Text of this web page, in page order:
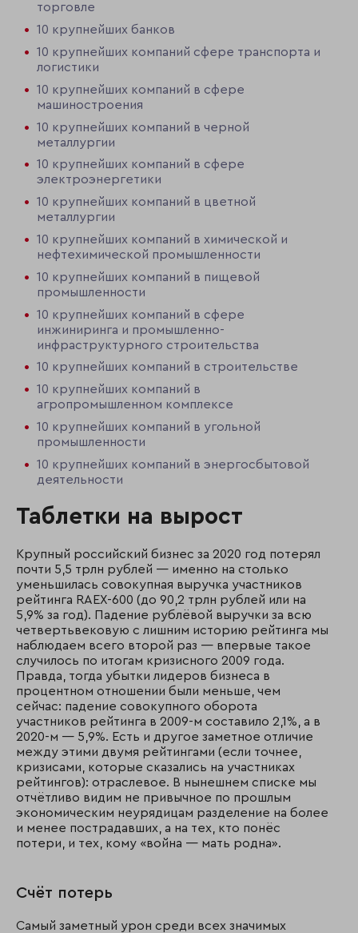
торговле
10 крупнейших банков
10 крупнейших компаний сфере транспорта и
логистики
10 крупнейших компаний в сфере
машиностроения
10 крупнейших компаний в черной
металлургии
10 крупнейших компаний в сфере
электроэнергетики
10 крупнейших компаний в цветной
металлургии
10 крупнейших компаний в химической и
нефтехимической промышленности
10 крупнейших компаний в пищевой
промышленности
10 крупнейших компаний в сфере
инжиниринга и промышленно-
инфраструктурного строительства
10 крупнейших компаний в строительстве
10 крупнейших компаний в
агропромышленном комплексе
10 крупнейших компаний в угольной
промышленности
10 крупнейших компаний в энергосбытовой
деятельности
Таблетки на вырост
Крупный российский бизнес за 2020 год потерял
почти 5,5 трлн рублей — именно на столько
уменьшилась совокупная выручка участников
рейтинга RAEX-600 (до 90,2 трлн рублей или на
5,9% за год). Падение рублёвой выручки за всю
четвертьвековую с лишним историю рейтинга мы
наблюдаем всего второй раз — впервые такое
случилось по итогам кризисного 2009 года.
Правда, тогда убытки лидеров бизнеса в
процентном отношении были меньше, чем
сейчас: падение совокупного оборота
участников рейтинга в 2009-м составило 2,1%, а в
2020-м — 5,9%. Есть и другое заметное отличие
между этими двумя рейтингами (если точнее,
кризисами, которые сказались на участниках
рейтингов): отраслевое. В нынешнем списке мы
отчётливо видим не привычное по прошлым
экономическим неурядицам разделение на более
и менее пострадавших, а на тех, кто понёс
потери, и тех, кому «война — мать родна».
Счёт потерь
Самый заметный урон среди всех значимых